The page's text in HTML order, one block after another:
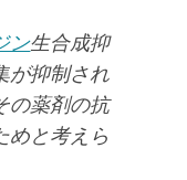
ン生合成抑
が抑制され
の薬剤の抗
めと考えら